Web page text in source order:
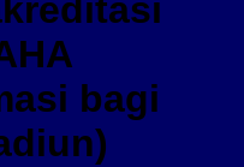
bagi